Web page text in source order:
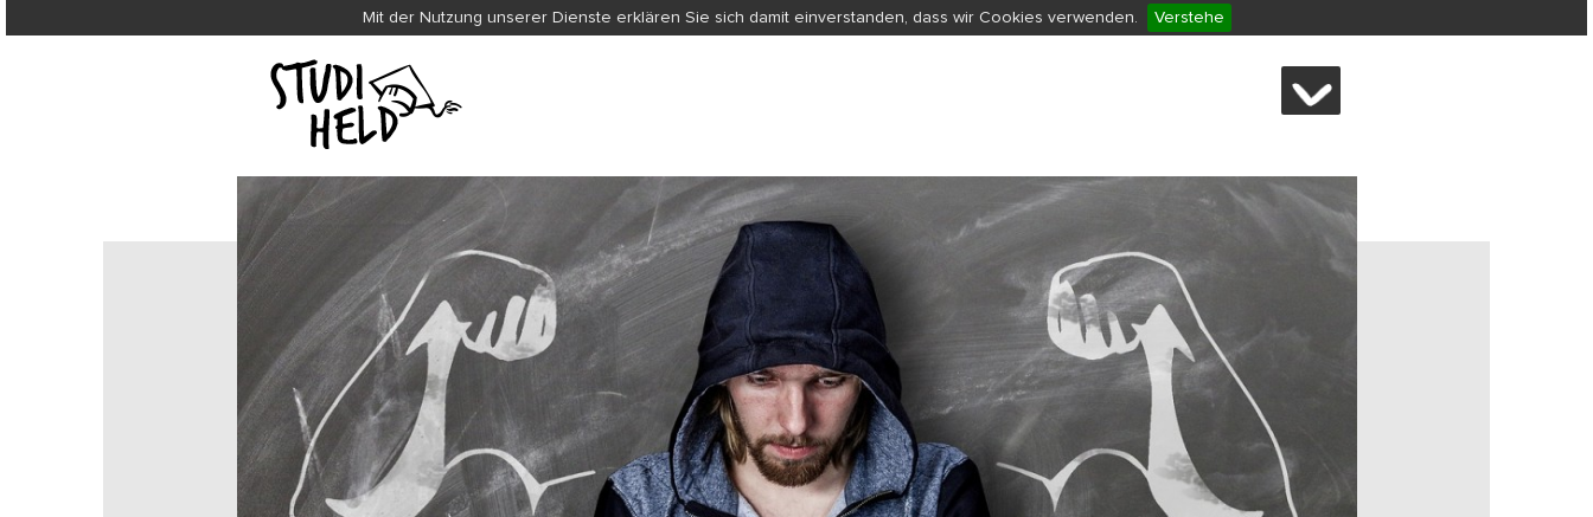
Mit der Nutzung unserer Dienste erklären Sie sich damit einverstanden, dass wir Cookies verwenden. Verstehe